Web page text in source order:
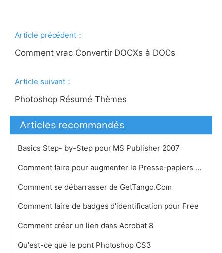
Article précédent：
Comment vrac Convertir DOCXs à DOCs
Article suivant：
Photoshop Résumé Thèmes
Articles recommandés
Basics Step- by-Step pour MS Publisher 2007
Comment faire pour augmenter le Presse-papiers dans Acrobat
Comment se débarrasser de GetTango.Com
Comment faire de badges d'identification pour Free
Comment créer un lien dans Acrobat 8 ​​
Qu'est-ce que le pont Photoshop CS3